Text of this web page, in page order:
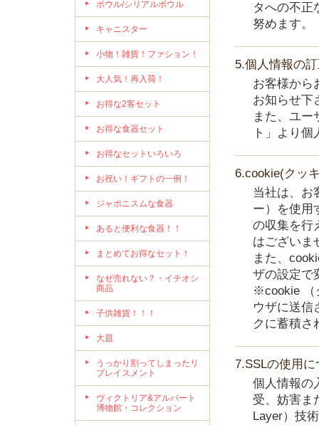
ボウル/シリアルボウル
キャニスター
小物！雑貨！ファション！
大人気！再入荷！
お得な2客セット
お得な食器セット
お得なセットいろいろ
お祝い！ギフトの一例！
ジャポニスムな食器
あると便利な食器！！
まとめてお得なセット！
なぜ売れない？・イチオシ
商品
子供雑貨！！！
大皿
うっかり割ってしまったリ
プレイスメント
ヴィクトリア&アルバート
博物館・コレクション
タへの不正
努めます。
5.個人情報の
お客様から
お知らせ下
また、ユー
ト」より
6.cookie(クッ
当社は、お
ー）を使用
の収集を行
はございま
また、
ザの設定で
※cookie （
ウザに送信
クに蓄積さ
7.SSLの使用に
個人情報の
受、妨害ま
Layer）技